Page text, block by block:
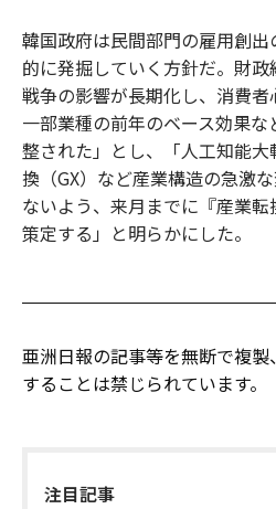
韓国政府は民間部門の雇用創
的に発掘していく方針だ。財
戦争の影響が長期化し、消費者
一部業種の前年のベース効果
整された」とし、「人工知能大
換（GX）など産業構造の急激
ないよう、来月までに『産業
策定する」と明らかにした。
亜洲日報の記事等を無断で複
することは禁じられています。
注目記事